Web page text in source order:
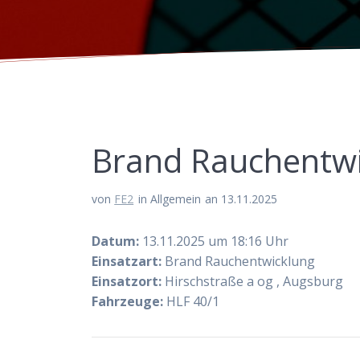
Brand
von FE2 in Allgemein an 13.11.2025
Datum: 13.11.2025 um 18:16 Uhr
Einsatzart: Brand Rauchentwicklung
Einsatzort: Hirschstraße a og , Augsburg
Fahrzeuge: HLF 40/1